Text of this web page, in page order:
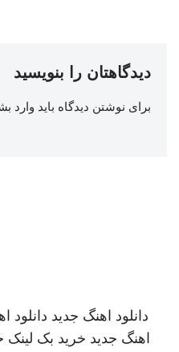
دیدگاهتان را بنویسید
برای نوشتن دیدگاه باید وارد
دانلود اهنگ جدید دانلود
اهنگ جدید خرید بک لینک